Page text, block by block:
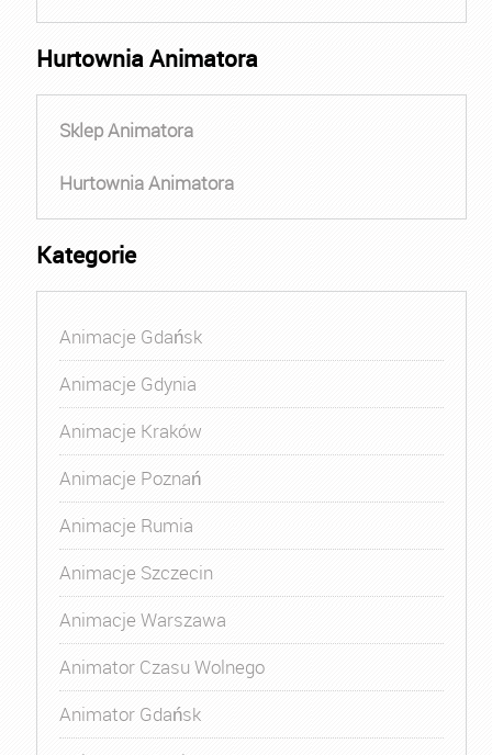
Hurtownia Animatora
Sklep Animatora
Hurtownia Animatora
Kategorie
Animacje Gdańsk
Animacje Gdynia
Animacje Kraków
Animacje Poznań
Animacje Rumia
Animacje Szczecin
Animacje Warszawa
Animator Czasu Wolnego
Animator Gdańsk